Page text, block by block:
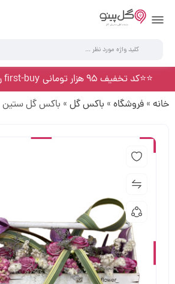
⭐️⭐️کد تخفیف 95 هزار تومانی first-buy رو از دست ندین⭐️⭐️
خانه » فروشگاه » باکس گل » باکس گل ستین